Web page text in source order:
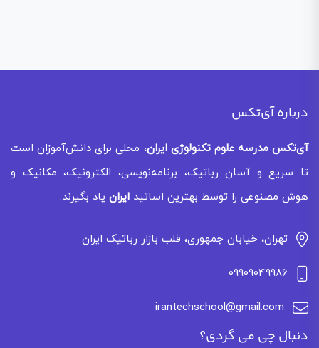
درباره آی‌تکس
آی‌تکس مدرسه علوم تکنولوژی ایران، محلی برای دانش‌آموزان است
تا سریع و آسان رباتیک، برنامه‌نویسی، الکترونیک، مکانیک و
هوش مصنوعی را توسط بهترین اساتید ایران یاد بگیرند.
تهران، خیابان جمهوری، قلب بازار رباتیک ایران
09909049986
irantechschool@gmail.com
دنبال چی می گردی؟